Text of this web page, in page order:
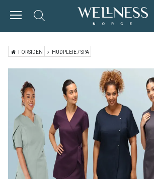
FORSIDEN HUDPLEIE / SPA